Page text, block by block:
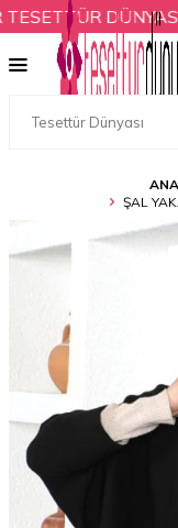
ŞAL